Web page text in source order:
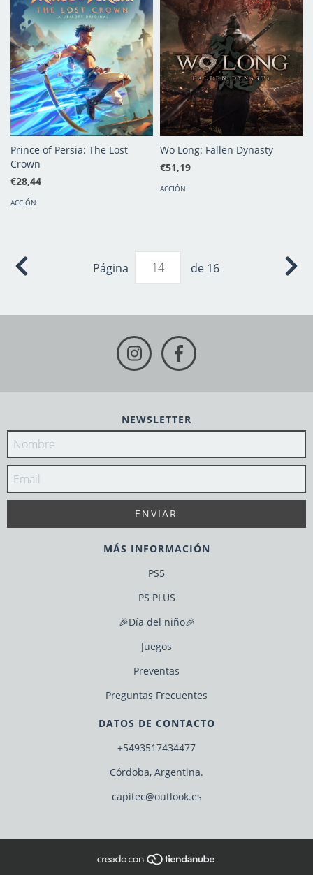
Prince of Persia: The Lost
Crown
€28,44
ACCIÓN
Wo Long: Fallen Dynasty
€51,19
ACCIÓN
Página de 16
NEWSLETTER
MÁS INFORMACIÓN
PS5
PS PLUS
🎉Día del niño🎉
Juegos
Preventas
Preguntas Frecuentes
DATOS DE CONTACTO
+5493517434477
Córdoba, Argentina.
capitec@outlook.es